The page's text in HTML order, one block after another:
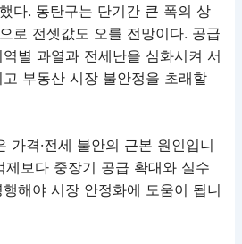
다. 동탄구는 단기간 큰 폭의 상
로 전셋값도 오를 전망이다. 공급
별 과열과 전세난을 심화시켜 서
부동산 시장 불안정을 초래할
가격·전세 불안의 근본 원인입니
제보다 중장기 공급 확대와 실수
해야 시장 안정화에 도움이 됩니